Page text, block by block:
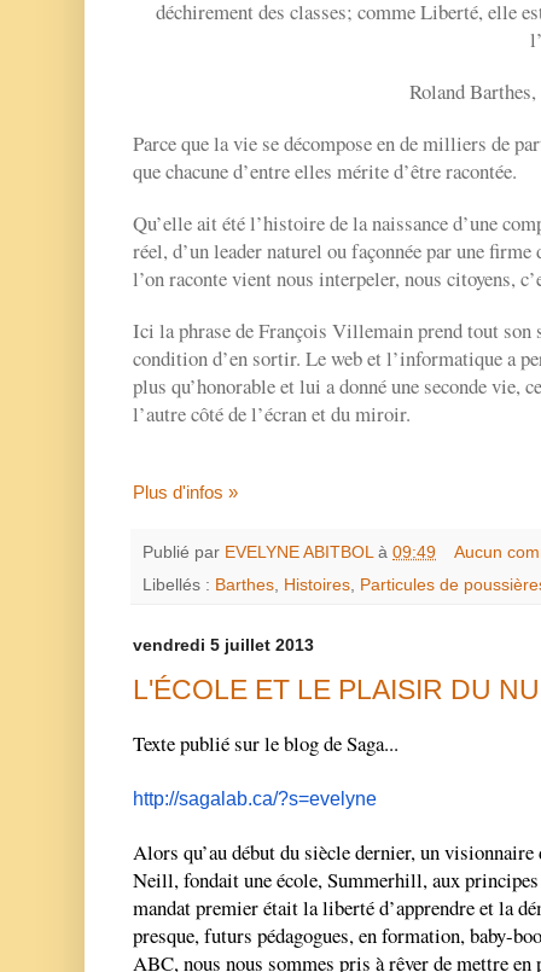
déchirement des classes; comme Liberté, elle
Roland
Parce que la vie se décompose en de milliers de
que chacune d’entre elles mérite d’être racontée.
Qu’elle ait été l’histoire de la naissance d’une
réel, d’un leader naturel ou façonnée par une
l’on raconte vient nous interpeler, nous citoyens,
Ici la phrase de François Villemain prend tout son
condition d’en sortir. Le web et l’informatique a
plus qu’honorable et lui a donné une seconde vie,
l’autre côté de l’écran et du miroir.
Plus d'infos »
Publié par EVELYNE ABITBOL à 09:49
Aucun
Libellés : Barthes Histoires Particules de
vendredi 5 juillet 2013
L'ÉCOLE ET LE PLAISIR DU
Texte publié sur le blog de Saga...
http://sagalab.ca/?s=evelyne
Alors qu’au début du siècle dernier, un visionnaire
Neill, fondait une école, Summerhill, aux
mandat premier était la liberté d’apprendre et la
presque, futurs pédagogues, en formation, baby-
ABC, nous nous sommes pris à rêver de mettre en